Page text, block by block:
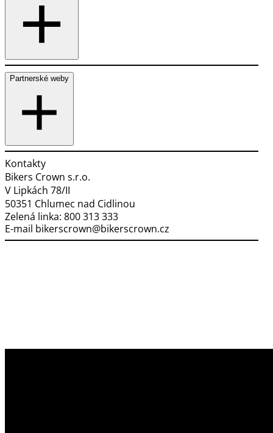
Partnerské weby
Kontakty
Bikers Crown s.r.o.
V Lipkách 78/II
50351 Chlumec nad Cidlinou
Zelená linka: 800 313 333
E-mail bikerscrown@bikerscrown.cz